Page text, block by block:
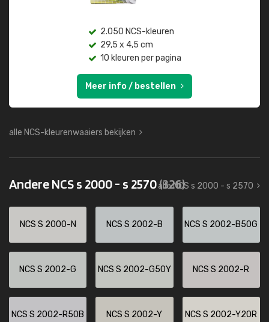
2.050 NCS-kleuren
29,5 x 4,5 cm
10 kleuren per pagina
Meer info / bestellen
alle NCS-kleurenwaaiers bekijken
Andere NCS s 2000 - s 2570(326)
alle NCS s 2000 - s 2570
NCS S 2000-N NCS S 2002-B NCS S 2002-B50G
NCS S 2002-G NCS S 2002-G50Y NCS S 2002-R
NCS S 2002-R50B NCS S 2002-Y NCS S 2002-Y20R